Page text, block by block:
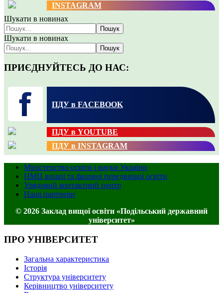
INSTAGRAM
Шукати в новинах
Пошук
Шукати в новинах
Пошук
ПРИЄДНУЙТЕСЬ ДО НАС:
ПДУ в FACEBOOK
ПДУ в YOUTUBE
ПДУ в INSTAGRAM
Міністерство освіти і науки України
НМЦ вищої та фахової передвищої освіти
Урядовий контактний центр
Наші партнери
© 2026 Заклад вищої освіти «Подільський державний
університет»
ПРО УНІВЕРСИТЕТ
Загальна характеристика
Історія
Структура університету
Керівництво університету